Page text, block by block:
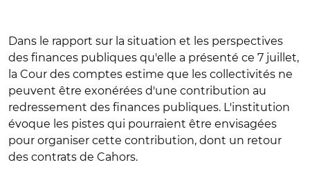
Dans le rapport sur la situation et les perspectives
des finances publiques qu'elle a présenté ce 7 juillet,
la Cour des comptes estime que les collectivités ne
peuvent être exonérées d'une contribution au
redressement des finances publiques. L'institution
évoque les pistes qui pourraient être envisagées
pour organiser cette contribution, dont un retour
des contrats de Cahors.